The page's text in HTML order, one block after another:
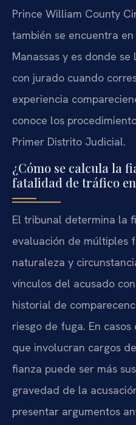
Prince William County
también se encuentra
Manassas y es donde
con jurado cuando
experiencia
conoce los
Primer Distrito Judicial.
¿Cómo se calcula la
fatalidad de tráfico
El tribunal determina la
evaluación de múltiples
naturaleza y
vínculos del acusado
historial de
riesgo de fuga. En
que involucran cargos
fianza puede ser más
gravedad de la
presentar argumentos